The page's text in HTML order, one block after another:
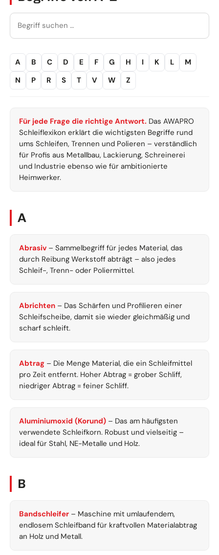
A B C D E F G H I K L
M
N
P R S T V W Z
Für jede Frage die richtige Antwort. Das AWAPRO
Schleiflexikon erklärt die wichtigsten Begriffe rund
ums Schleifen, Trennen und Polieren – verständlich
für Profis aus Metallbau, Lackierung, Schreinerei
und Industrie ebenso wie für ambitionierte
Heimwerker.
A
Abrasiv – Sammelbegriff für jedes Material, das
durch Reibung Werkstoff abträgt – also jedes
Schleif-, Trenn- oder Poliermittel.
Abrichten – Das Schärfen und Profilieren einer
Schleifscheibe, damit sie wieder gleichmäßig und
scharf schleift.
Abtrag – Die Menge Material, die ein Schleifmittel
pro Zeit entfernt. Hoher Abtrag = grober Schliff,
niedriger Abtrag = feiner Schliff.
Aluminiumoxid (Korund) – Das am häufigsten
verwendete Schleifkorn. Robust und vielseitig –
ideal für Stahl, NE-Metalle und Holz.
B
Bandschleifer – Maschine mit umlaufendem,
endlosem Schleifband für kraftvollen Materialabtrag
an Holz und Metall.